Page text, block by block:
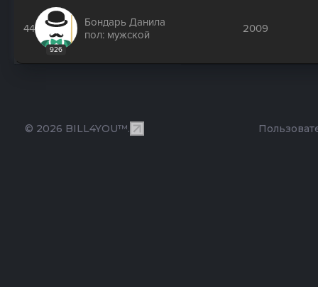
44
926
Бондарь Данила
пол: мужской
2009
© 2026 BILL4YOU™.